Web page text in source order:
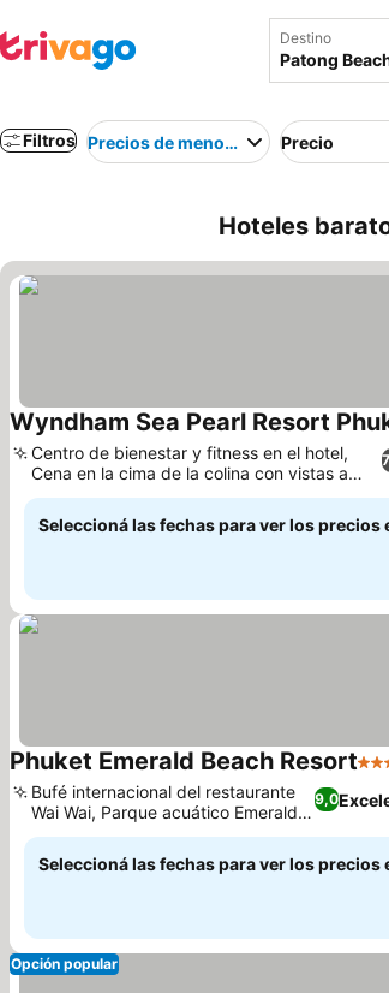
Destino
Filtros Precios de menor a mayorPrecio
Hoteles
Wyndham Sea Pearl Resort
Centro de bienestar y fitness en el hotel,
Cena en la cima de la colina con vistas a
Patong
Seleccioná las fechas para ver los precios
Phuket Emerald Beach Resort5
9,0
Bufé internacional del restaurante
Wai Wai, Parque acuático Emerald
Splash
Seleccioná las fechas para ver los precios
Opción popular